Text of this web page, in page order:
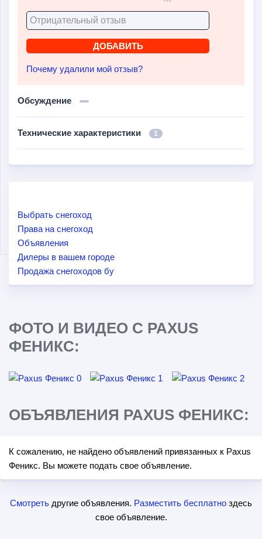
Почему удалили мой отзыв?
Обсуждение
Технические характеристики 1
Выбрать снегоход
Права на снегоход
Объявления
Дилеры в вашем городе
Продажа снегоходов бу
ФОТО И ВИДЕО С PAXUS
ФЕНИКС:
ОБЪЯВЛЕНИЯ PAXUS ФЕНИКС:
К сожалению, не найдено объявлений привязанных к Paxus
Феникс. Вы можете подать свое объявление.
Смотреть другие объявления. Разместить бесплатно здесь
свое объявление.